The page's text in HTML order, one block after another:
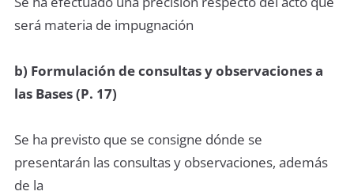
será materia de impugnación
b) Formulación de consultas y observaciones a
las Bases (P. 17)
Se ha previsto que se consigne dónde se
presentarán las consultas y observaciones, además
de la